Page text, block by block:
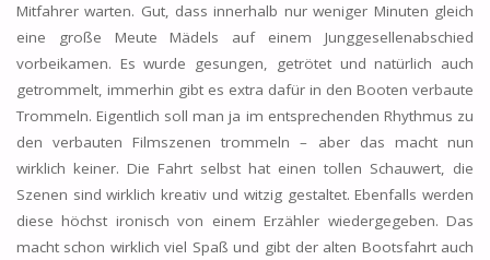
Mitfahrer warten. Gut, dass innerhalb nur weniger Minuten gleich
eine große Meute Mädels auf einem Junggesellenabschied
vorbeikamen. Es wurde gesungen, getrötet und natürlich auch
getrommelt, immerhin gibt es extra dafür in den Booten verbaute
Trommeln. Eigentlich soll man ja im entsprechenden Rhythmus zu
den verbauten Filmszenen trommeln – aber das macht nun
wirklich keiner. Die Fahrt selbst hat einen tollen Schauwert, die
Szenen sind wirklich kreativ und witzig gestaltet. Ebenfalls werden
diese höchst ironisch von einem Erzähler wiedergegeben. Das
macht schon wirklich viel Spaß und gibt der alten Bootsfahrt auch